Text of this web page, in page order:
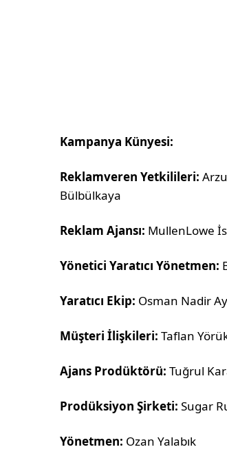
Kampanya Künyesi:
Reklamveren Yetkilileri:
Bülbülkaya
Reklam Ajansı: MullenLowe
Yönetici Yaratıcı Yönetmen:
Yaratıcı Ekip: Osman Nadir
Müşteri İlişkileri: Taflan
Ajans Prodüktörü: Tuğrul
Prodüksiyon Şirketi: Sugar
Yönetmen: Ozan Yalabık